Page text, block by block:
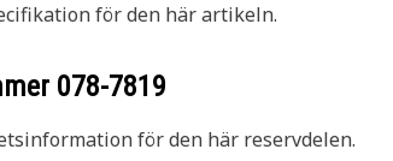
för den här artikeln.
078-7819
för den här reservdelen.